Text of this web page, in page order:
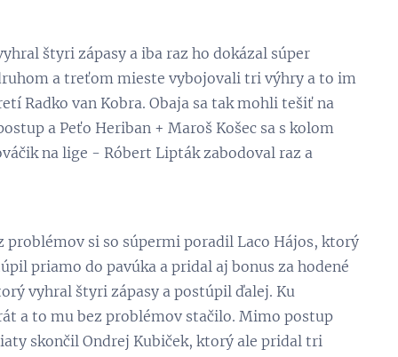
štyri zápasy a iba raz ho dokázal súper
a treťom mieste vybojovali tri výhry a to im
Radko van Kobra. Obaja sa tak mohli tešiť na
a Peťo Heriban + Maroš Košec sa s kolom
na lige - Róbert Lipták zabodoval raz a
si so súpermi poradil Laco Hájos, ktorý
priamo do pavúka a pridal aj bonus za hodené
vyhral štyri zápasy a postúpil ďalej. Ku
a to mu bez problémov stačilo. Mimo postup
skončil Ondrej Kubiček, ktorý ale pridal tri